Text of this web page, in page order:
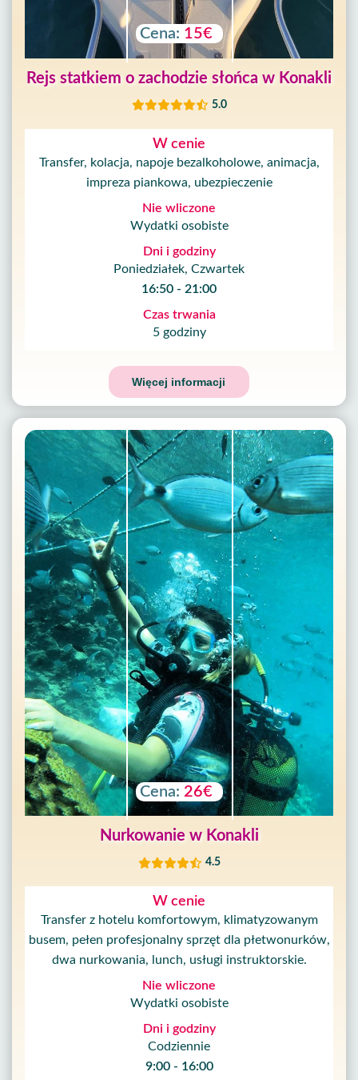
Prywatności
Cena: 15€
Rejs statkiem o zachodzie słońca w Konakli
5.0
W cenie
Transfer, kolacja, napoje bezalkoholowe, animacja,
impreza piankowa, ubezpieczenie
Nie wliczone
Wydatki osobiste
Dni i godziny
Poniedziałek, Czwartek
16:50 - 21:00
Czas trwania
5 godziny
Więcej informacji
Cena: 26€
Nurkowanie w Konakli
4.5
W cenie
Transfer z hotelu komfortowym, klimatyzowanym
busem, pełen profesjonalny sprzęt dla płetwonurków,
dwa nurkowania, lunch, usługi instruktorskie.
Nie wliczone
Wydatki osobiste
Dni i godziny
Codziennie
9:00 - 16:00